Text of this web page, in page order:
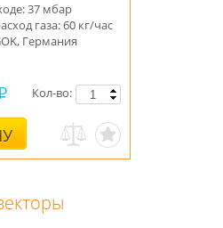
37 мбар
газа: 60 кг/час
Германия
Кол-во: